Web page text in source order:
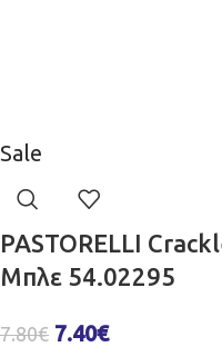
Sale
PASTORELLI
Μπλε 54.02295
7.80€ 7.40€